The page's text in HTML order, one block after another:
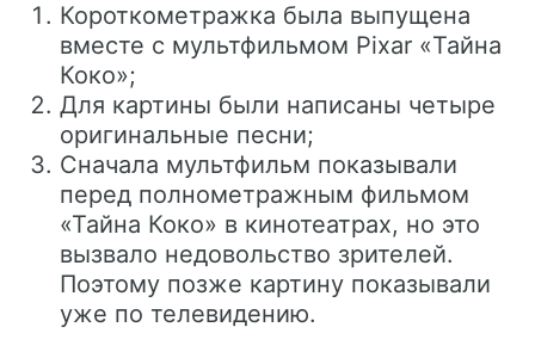
Короткометражка была выпущена
вместе с мультфильмом Pixar «Тайна
Коко»;
Для картины были написаны четыре
оригинальные песни;
Сначала мультфильм показывали
перед полнометражным фильмом
«Тайна Коко» в кинотеатрах, но это
вызвало недовольство зрителей.
Поэтому позже картину показывали
уже по телевидению.